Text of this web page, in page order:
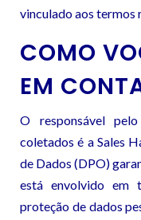
vinculado aos termos
COMO
EM
O responsável
coletados é a Sales
de Dados (DPO)
está envolvido em
proteção de dados